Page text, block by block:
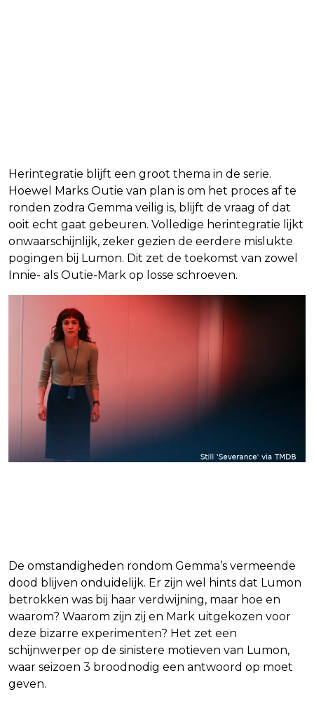
Herintegratie blijft een groot thema in de serie.
Hoewel Marks Outie van plan is om het proces af te
ronden zodra Gemma veilig is, blijft de vraag of dat
ooit echt gaat gebeuren. Volledige herintegratie lijkt
onwaarschijnlijk, zeker gezien de eerdere mislukte
pogingen bij Lumon. Dit zet de toekomst van zowel
Innie- als Outie-Mark op losse schroeven.
De omstandigheden rondom Gemma’s vermeende
dood blijven onduidelijk. Er zijn wel hints dat Lumon
betrokken was bij haar verdwijning, maar hoe en
waarom? Waarom zijn zij en Mark uitgekozen voor
deze bizarre experimenten? Het zet een
schijnwerper op de sinistere motieven van Lumon,
waar seizoen 3 broodnodig een antwoord op moet
geven.